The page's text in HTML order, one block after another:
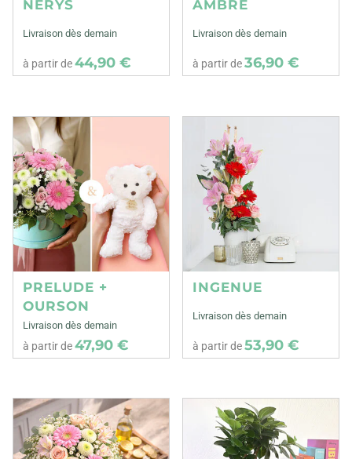
NERYS
Livraison dès demain
à partir de44,90 €
AMBRE
Livraison dès demain
à partir de36,90 €
PRELUDE +
OURSON
Livraison dès demain
à partir de47,90 €
INGENUE
Livraison dès demain
à partir de53,90 €